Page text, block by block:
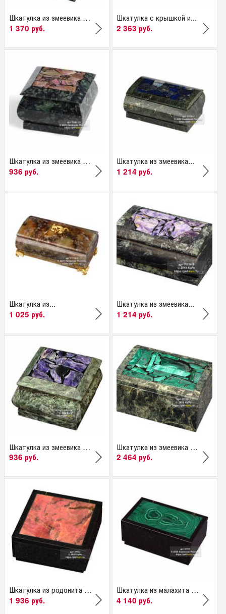
Шкатулка из змеевика и...
1 370 руб.
Шкатулка с крышкой и...
2 363 руб.
Шкатулка из змеевика и...
936 руб.
Шкатулка из змеевика...
1 214 руб.
Шкатулка из...
1 025 руб.
Шкатулка из змеевика...
1 214 руб.
Шкатулка из змеевика и...
936 руб.
Шкатулка из змеевика и...
2 464 руб.
Шкатулка из родонита и...
1 936 руб.
Шкатулка из малахита с...
4 140 руб.